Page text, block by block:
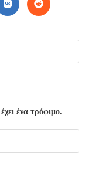
CONTENT
Opens
in
window
Opens
in
window
ένα τρόφιμο.